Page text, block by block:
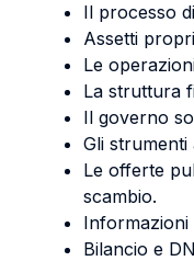
Il processo
Assetti
Le
La struttura
Il governo
Gli strumenti
Le offerte
scambio.
Informazioni
Bilancio e